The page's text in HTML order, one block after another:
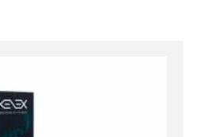
BÁSCULA ON BALANCE